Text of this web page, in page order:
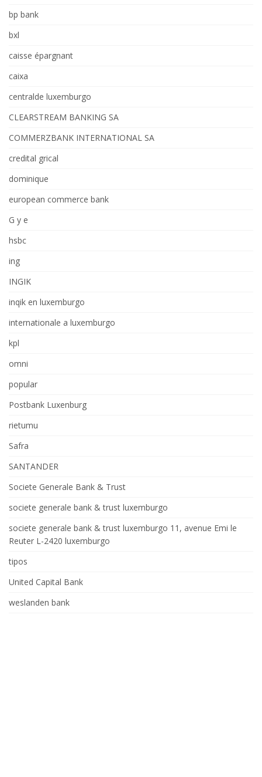
bp bank
bxl
caisse épargnant
caixa
centralde luxemburgo
CLEARSTREAM BANKING SA
COMMERZBANK INTERNATIONAL SA
credital grical
dominique
european commerce bank
G y e
hsbc
ing
INGIK
inqik en luxemburgo
internationale a luxemburgo
kpl
omni
popular
Postbank Luxenburg
rietumu
Safra
SANTANDER
Societe Generale Bank & Trust
societe generale bank & trust luxemburgo
societe generale bank & trust luxemburgo 11, avenue Emi le
Reuter L-2420 luxemburgo
tipos
United Capital Bank
weslanden bank